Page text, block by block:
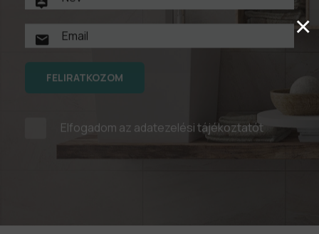
FELIRATKOZOM
Elfogadom az adatezelési tájékoztatót
×